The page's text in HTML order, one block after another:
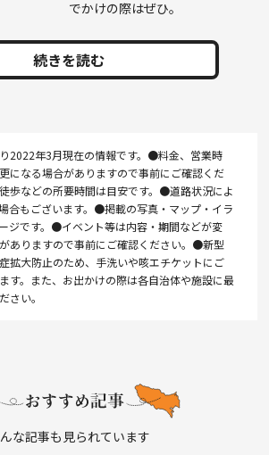
でかけの際はぜひ。
2022年3月現在の情報です。●料金、営業時
になる場合がありますので事前にご確認くだ
歩などの所要時間は目安です。●道路状況によ
合もございます。●掲載の写真・マップ・イラ
ジです。●イベント等は内容・期間などが変
ありますので事前にご確認ください。●新型
拡大防止のため、手洗いや咳エチケットにご
す。また、お出かけの際は各自治体や施設に最
さい。
な記事も見られています